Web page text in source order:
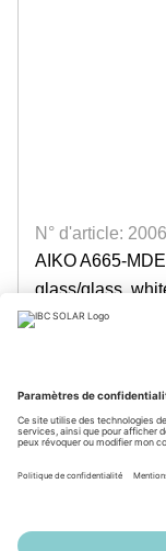
N° d'article:
AIKO A665-
glass/glass,
disponible